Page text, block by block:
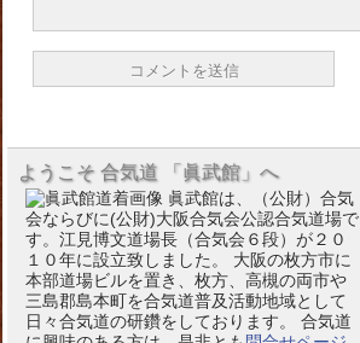
ようこそ 合気道 「眞武館」へ
眞武館は、（公財）合気
会ならびに(公財)大阪合気会公認合気道場で
す。江見博文道場長（合気会６段）が２０
１０年に設立致しました。 大阪の枚方市に
本部道場ビルを置き、枚方、高槻の両市や
三島郡島本町を合気道普及活動地域として
日々合気道の研鑽をしております。 合気道